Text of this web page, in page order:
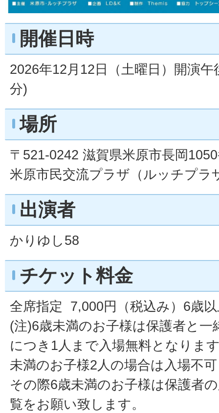
開催日時
2026年12月12日（土曜日）開演
分)
場所
〒521-0242 滋賀県米原市長岡
米原市民交流プラザ（ルッチプラ
出演者
かりゆし58
チケット料金
全席指定 7,000円（税込み）6歳
(注)6歳未満のお子様は保護者と一
につき1人まで入場無料となりま
未満のお子様2人の場合は入場不
その際6歳未満のお子様は保護者
覧をお願い致します。